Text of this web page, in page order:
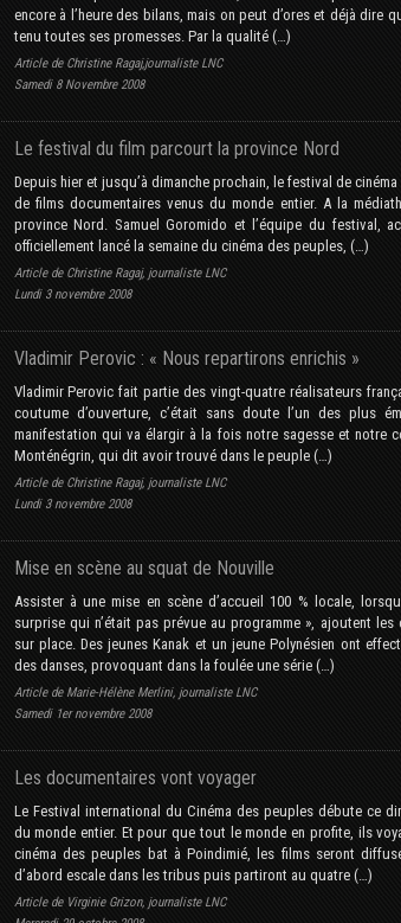
encore à l’heure des bilans, mais on peut d’ores et déjà
tenu toutes ses promesses. Par la qualité (…)
Article de Christine Ragaj,journaliste LNC
Samedi 8 Novembre 2008
Le festival du film parcourt la province Nord
Depuis hier et jusqu’à dimanche prochain, le festival de
de films documentaires venus du monde entier. A la
province Nord. Samuel Goromido et l’équipe du festival,
officiellement lancé la semaine du cinéma des peuples, (…)
Article de Christine Ragaj, journaliste LNC
Lundi 3 novembre 2008
Vladimir Perovic : « Nous repartirons enrichis »
Vladimir Perovic fait partie des vingt-quatre réalisateurs
coutume d’ouverture, c’était sans doute l’un des plus
manifestation qui va élargir à la fois notre sagesse et notre
Monténégrin, qui dit avoir trouvé dans le peuple (…)
Article de Christine Ragaj, journaliste LNC
Lundi 3 novembre 2008
Mise en scène au squat de Nouville
Assister à une mise en scène d’accueil 100 % locale,
surprise qui n’était pas prévue au programme », ajoutent
sur place. Des jeunes Kanak et un jeune Polynésien ont
des danses, provoquant dans la foulée une série (…)
Article de Marie-Hélène Merlini, journaliste LNC
Samedi 1er novembre 2008
Les documentaires vont voyager
Le Festival international du Cinéma des peuples débute ce
du monde entier. Et pour que tout le monde en profite, ils
cinéma des peuples bat à Poindimié, les films seront
d’abord escale dans les tribus puis partiront au quatre (…)
Article de Virginie Grizon, journaliste LNC